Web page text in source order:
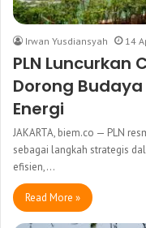
Irwan Yusdiansyah 14
PLN Luncurkan
Dorong
Energi
JAKARTA, biem.co — PLN
sebagai langkah strategis
efisien,…
Read More »